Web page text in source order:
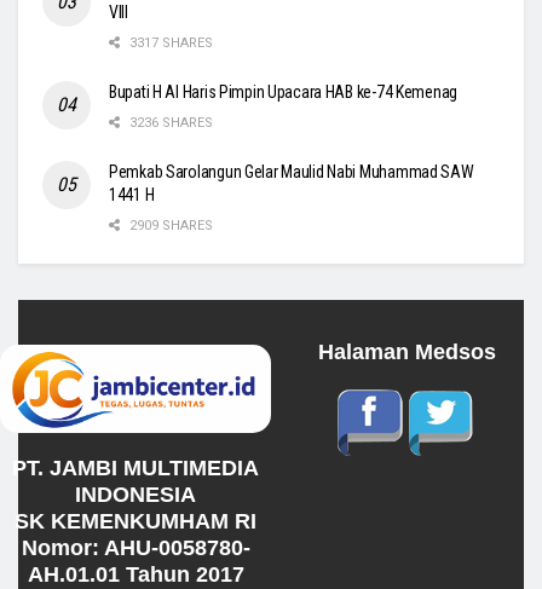
VIII
3317 SHARES
Bupati H Al Haris Pimpin Upacara HAB ke-74 Kemenag
3236 SHARES
Pemkab Sarolangun Gelar Maulid Nabi Muhammad SAW
1441 H
2909 SHARES
PT. JAMBI MULTIMEDIA
INDONESIA
SK KEMENKUMHAM RI
Nomor: AHU-0058780-
AH.01.01 Tahun 2017
Halaman Medsos